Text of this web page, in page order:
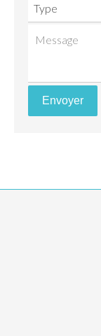
Type
Envoyer